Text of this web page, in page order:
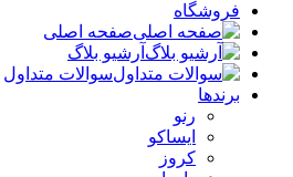
فروشگاه
صفحه اصلی
آرشیو بلاگ
سوالات متداول
برندها
رنو
ایساکو
کروز